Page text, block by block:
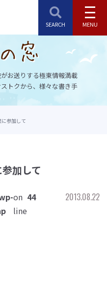
お送りする極東情報満載
トクから、様々な書き手
参加して
加して
on
line
44 2013.08.22